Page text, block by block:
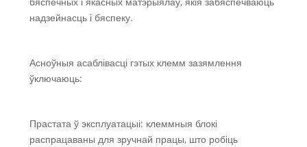
надзейнасць і бяспеку.
Асноўныя асаблівасці гэтых клемм зазямлення
ўключаюць:
Прастата ў эксплуатацыі: клеммныя блокі
распрацаваны для зручнай працы, што робіць